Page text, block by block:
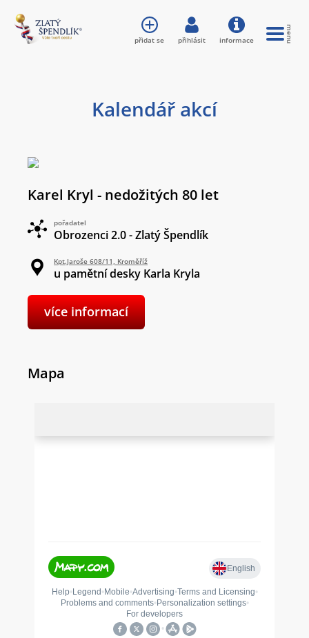
Kalendář akcí
Karel Kryl - nedožitých 80 let
pořadatel
Obrozenci 2.0 - Zlatý Špendlík
Kpt.Jaroše 608/11, Kroměříž
u pamětní desky Karla Kryla
více informací
Mapa
přidat se přihlásit informace